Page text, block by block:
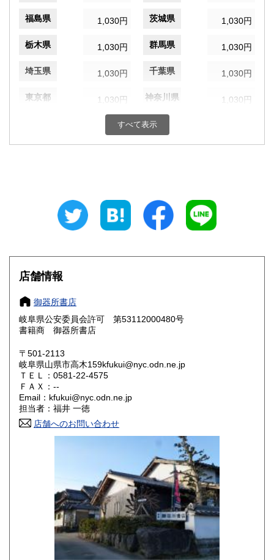
福島県 1,030円 茨城県 1,030円
栃木県 1,030円 群馬県 1,030円
埼玉県 1,030円 千葉県 1,030円
東京都 1,030円 神奈川県 1,030円
1,030円 富山県
1,030円 静岡県
1,030円 三重県
滋賀県 1,030円 京都府 1,030円
大阪府
奈良県
鳥取県
岡山県 1,030円 広島県
山口県
香川県
福岡県
1,030円 長崎県
1,230円 大分県
1,230円 鹿児島県
2,530円
すべて表示
店舗情報
御器所書店
岐阜県公安委員会許可 第53112000480号
書籍商 御器所書店
〒501-2113
岐阜県山県市高木159kfukui@nyc.odn.ne.jp
ＴＥＬ：0581-22-4575
ＦＡＸ：--
Email：kfukui@nyc.odn.ne.jp
担当者：福井 一徳
店舗へのお問い合わせ